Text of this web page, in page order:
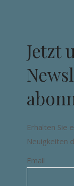
Jetzt
Erhalten Sie
Neuigkeiten
Email